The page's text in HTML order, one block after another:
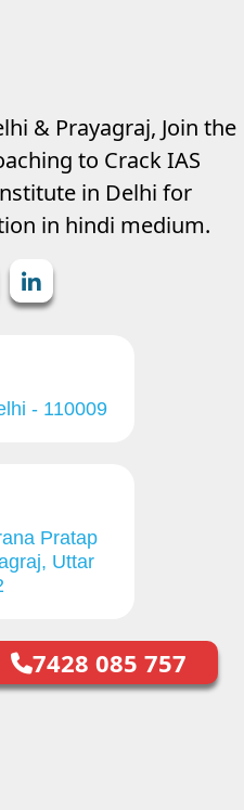
& Prayagraj, Join the
to Crack IAS
in Delhi for
in hindi medium.
- 110009
Pratap
Uttar
7428 085 757